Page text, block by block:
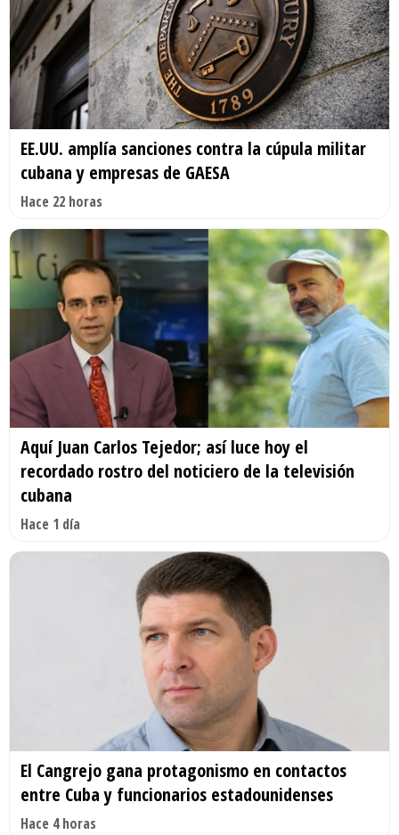
EE.UU. amplía sanciones contra la cúpula militar
cubana y empresas de GAESA
Hace 22 horas
Aquí Juan Carlos Tejedor; así luce hoy el
recordado rostro del noticiero de la televisión
cubana
Hace 1 día
El Cangrejo gana protagonismo en contactos
entre Cuba y funcionarios estadounidenses
Hace 4 horas